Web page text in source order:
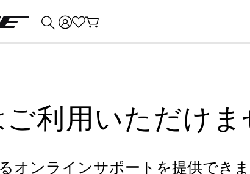
利用いただけま
オンラインサポートを提供できま